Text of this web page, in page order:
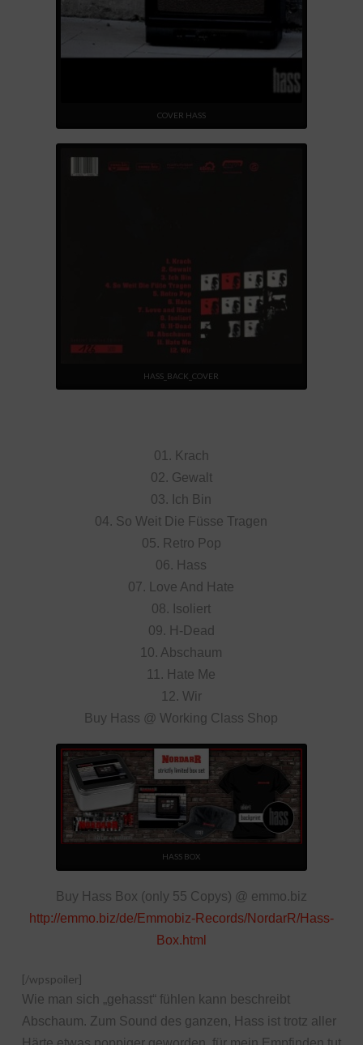
COVER HASS
HASS_BACK_COVER
01. Krach
02. Gewalt
03. Ich Bin
04. So Weit Die Füsse Tragen
05. Retro Pop
06. Hass
07. Love And Hate
08. Isoliert
09. H-Dead
10. Abschaum
11. Hate Me
12. Wir
Buy Hass @ Working Class Shop
HASS BOX
Buy Hass Box (only 55 Copys) @ emmo.biz
http://emmo.biz/de/Emmobiz-Records/NordarR/Hass-
Box.html
[/wpspoiler]
Wie man sich „gehasst“ fühlen kann beschreibt
Abschaum. Zum Sound des ganzen, Hass ist trotz aller